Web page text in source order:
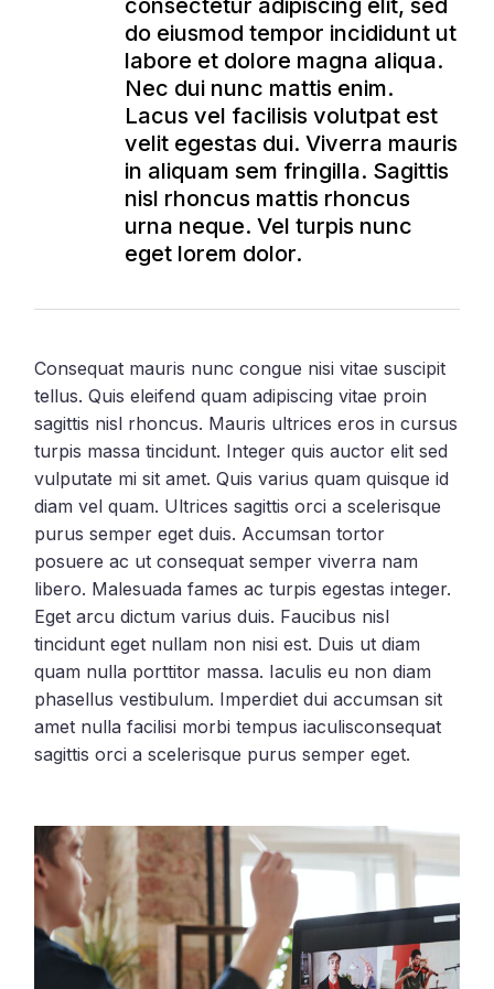
consectetur adipiscing elit, sed
do eiusmod tempor incididunt ut
labore et dolore magna aliqua.
Nec dui nunc mattis enim.
Lacus vel facilisis volutpat est
velit egestas dui. Viverra mauris
in aliquam sem fringilla. Sagittis
nisl rhoncus mattis rhoncus
urna neque. Vel turpis nunc
eget lorem dolor.
Consequat mauris nunc congue nisi vitae suscipit
tellus. Quis eleifend quam adipiscing vitae proin
sagittis nisl rhoncus. Mauris ultrices eros in cursus
turpis massa tincidunt. Integer quis auctor elit sed
vulputate mi sit amet. Quis varius quam quisque id
diam vel quam. Ultrices sagittis orci a scelerisque
purus semper eget duis. Accumsan tortor
posuere ac ut consequat semper viverra nam
libero. Malesuada fames ac turpis egestas integer.
Eget arcu dictum varius duis. Faucibus nisl
tincidunt eget nullam non nisi est. Duis ut diam
quam nulla porttitor massa. Iaculis eu non diam
phasellus vestibulum. Imperdiet dui accumsan sit
amet nulla facilisi morbi tempus iaculisconsequat
sagittis orci a scelerisque purus semper eget.